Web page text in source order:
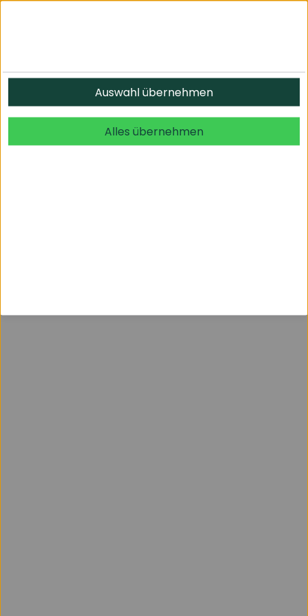
© 2026 undefined. alle Rechte vorbehalten.
Auswahl übernehmen
Alles übernehmen